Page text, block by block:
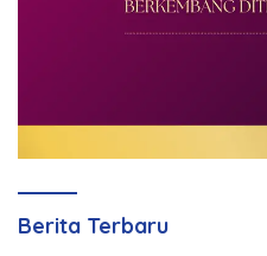
Berita Terbaru